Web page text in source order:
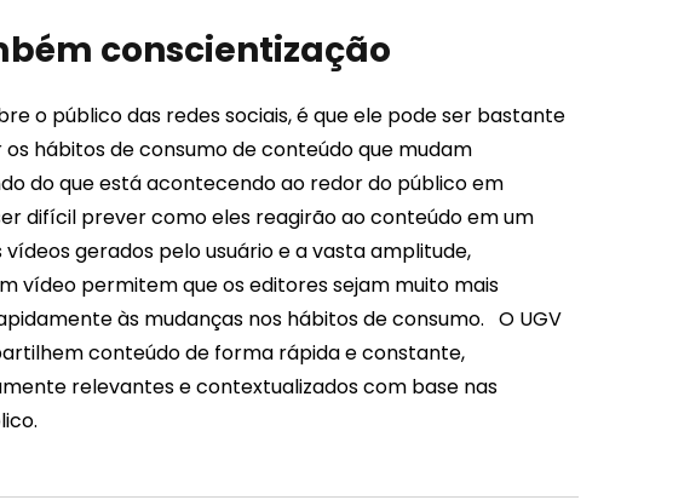
conscientização
o público das redes sociais, é que ele pode ser bastante
hábitos de consumo de conteúdo que mudam
do que está acontecendo ao redor do público em
difícil prever como eles reagirão ao conteúdo em um
gerados pelo usuário e a vasta amplitude,
vídeo permitem que os editores sejam muito mais
às mudanças nos hábitos de consumo. O UGV
conteúdo de forma rápida e constante,
relevantes e contextualizados com base nas